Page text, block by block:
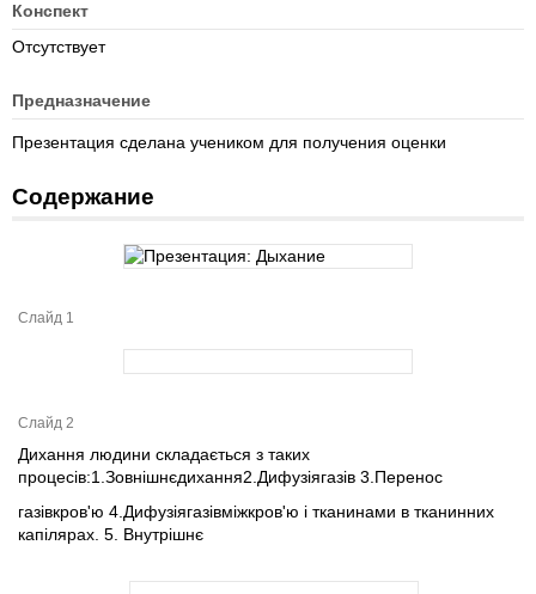
Конспект
Отсутствует
Предназначение
Презентация сделана учеником для получения оценки
Содержание
Слайд 1
Слайд 2
Дихання людини складається з таких
процесів:1.Зовнішнєдихання2.Дифузіягазів 3.Перенос
газівкров'ю 4.Дифузіягазівміжкров'ю і тканинами в тканинних
капілярах. 5. Внутрішнє